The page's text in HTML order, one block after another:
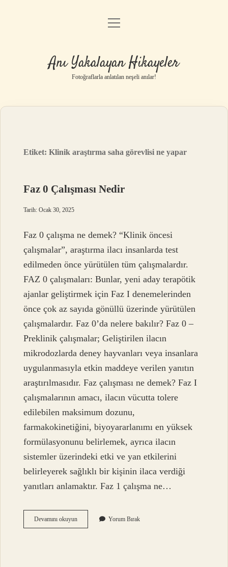
Anasayfa
Yasal Uyarı
menüyü
Anı Yakalayan Hikayeler
Fotoğraflarla anlatılan neşeli anılar!
Etiket:Klinik araştırma saha görevlisi ne yapar
Faz 0 Çalışması Nedir
Tarih: Ocak 30, 2025
Faz 0 çalışma ne demek? “Klinik öncesi
çalışmalar”, araştırma ilacı insanlarda test
edilmeden önce yürütülen tüm çalışmalardır.
FAZ 0 çalışmaları: Bunlar, yeni aday terapötik
ajanlar geliştirmek için Faz I denemelerinden
önce çok az sayıda gönüllü üzerinde yürütülen
çalışmalardır. Faz 0’da nelere bakılır? Faz 0 –
Preklinik çalışmalar; Geliştirilen ilacın
mikrodozlarda deney hayvanları veya insanlara
uygulanmasıyla etkin maddeye verilen yanıtın
araştırılmasıdır. Faz çalışması ne demek? Faz I
çalışmalarının amacı, ilacın vücutta tolere
edilebilen maksimum dozunu,
farmakokinetiğini, biyoyararlanımı en yüksek
formülasyonunu belirlemek, ayrıca ilacın
sistemler üzerindeki etki ve yan etkilerini
belirleyerek sağlıklı bir kişinin ilaca verdiği
yanıtları anlamaktır. Faz 1 çalışma ne…
Devamını okuyunFaz
0
Yorum Bırak